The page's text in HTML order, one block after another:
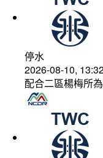
停水
2026-08-10,
配合二區楊梅所